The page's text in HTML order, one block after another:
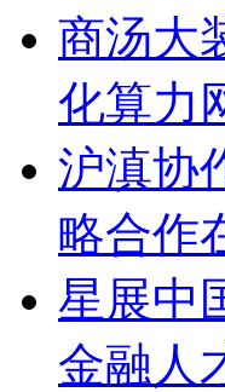
商汤大
化算力
沪滇协
略合作
星展中
金融人